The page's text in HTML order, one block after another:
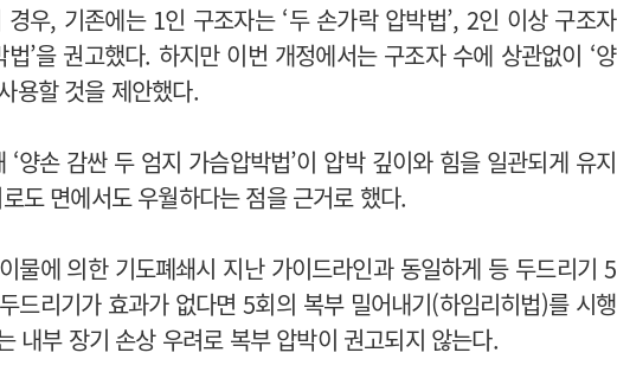
우, 기존에는 1인 구조자는 ‘두 손가락 압박법’, 2인 이상 구조자
’을 권고했다. 하지만 이번 개정에서는 구조자 수에 상관없이 ‘양
용할 것을 제안했다.
‘양손 감싼 두 엄지 가슴압박법’이 압박 깊이와 힘을 일관되게 유지
도 면에서도 우월하다는 점을 근거로 했다.
물에 의한 기도폐쇄시 지난 가이드라인과 동일하게 등 두드리기 5
드리기가 효과가 없다면 5회의 복부 밀어내기(하임리히법)를 시행
내부 장기 손상 우려로 복부 압박이 권고되지 않는다.